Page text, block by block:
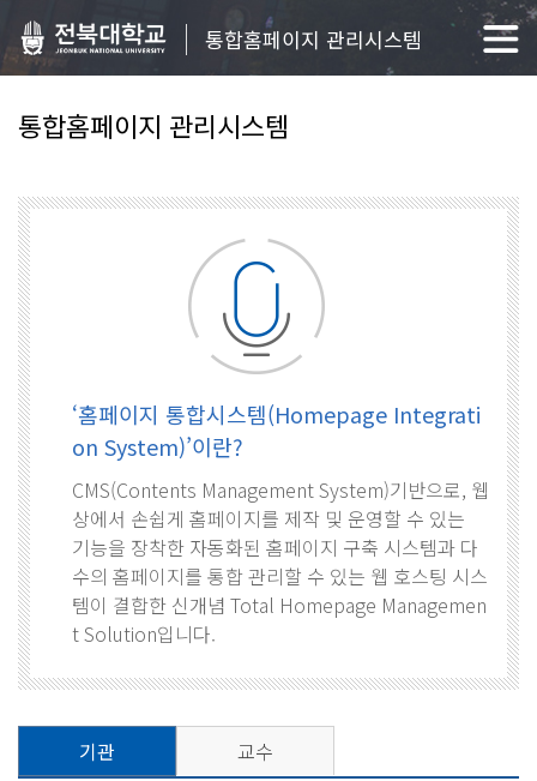
통합홈페이지 관리시스템
통합홈페이지 관리시스템
‘홈페이지 통합시스템(Homepage Integrati
on System)’이란?
CMS(Contents Management System)기반으로, 웹
상에서 손쉽게 홈페이지를 제작 및 운영할 수 있는
기능을 장착한 자동화된 홈페이지 구축 시스템과 다
수의 홈페이지를 통합 관리할 수 있는 웹 호스팅 시스
템이 결합한 신개념 Total Homepage Managemen
t Solution입니다.
기관 교수